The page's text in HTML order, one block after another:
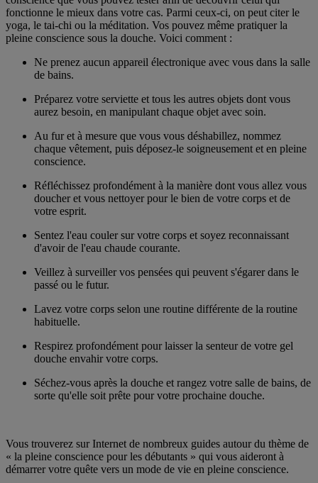
fonctionne le mieux dans votre cas. Parmi ceux-ci, on peut citer le
yoga, le tai-chi ou la méditation. Vos pouvez même pratiquer la
pleine conscience sous la douche. Voici comment :
Ne prenez aucun appareil électronique avec vous dans la salle
de bains.
Préparez votre serviette et tous les autres objets dont vous
aurez besoin, en manipulant chaque objet avec soin.
Au fur et à mesure que vous vous déshabillez, nommez
chaque vêtement, puis déposez-le soigneusement et en pleine
conscience.
Réfléchissez profondément à la manière dont vous allez vous
doucher et vous nettoyer pour le bien de votre corps et de
votre esprit.
Sentez l'eau couler sur votre corps et soyez reconnaissant
d'avoir de l'eau chaude courante.
Veillez à surveiller vos pensées qui peuvent s'égarer dans le
passé ou le futur.
Lavez votre corps selon une routine différente de la routine
habituelle.
Respirez profondément pour laisser la senteur de votre gel
douche envahir votre corps.
Séchez-vous après la douche et rangez votre salle de bains, de
sorte qu'elle soit prête pour votre prochaine douche.
Vous trouverez sur Internet de nombreux guides autour du thème de
« la pleine conscience pour les débutants » qui vous aideront à
démarrer votre quête vers un mode de vie en pleine conscience.